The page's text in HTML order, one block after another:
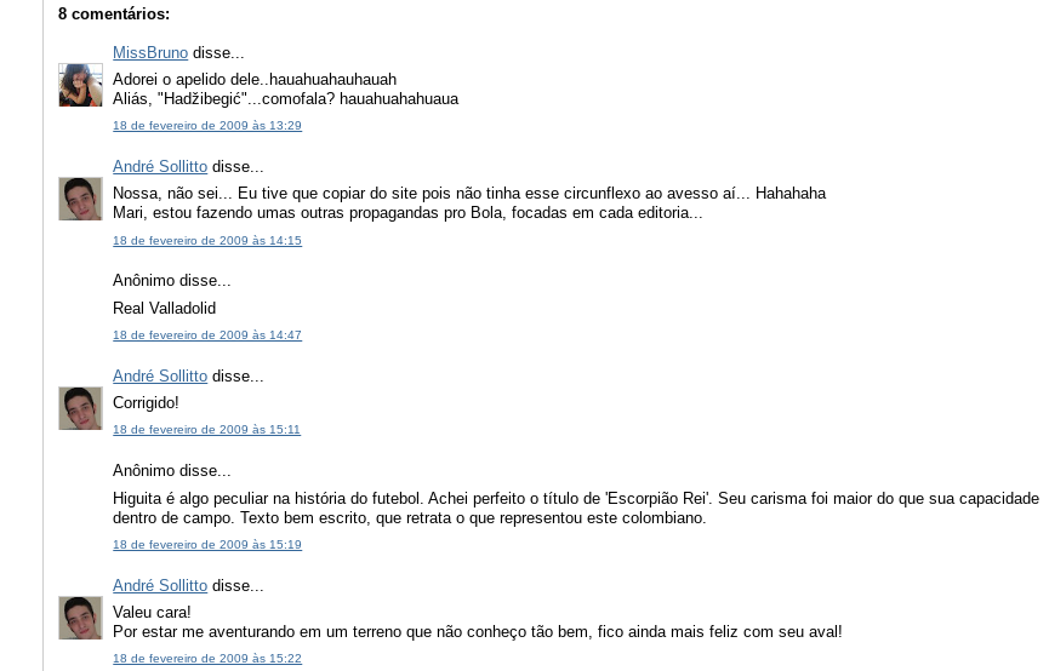
8 comentários:
MissBruno disse...
Adorei o apelido dele..hauahuahauhauah
Aliás, "Hadžibegić"...comofala? hauahuahahuaua
18 de fevereiro de 2009 às 13:29
André Sollitto disse...
Nossa, não sei... Eu tive que copiar do site pois não tinha esse circunflexo ao avesso aí... Hahahaha
Mari, estou fazendo umas outras propagandas pro Bola, focadas em cada editoria...
18 de fevereiro de 2009 às 14:15
Anônimo disse...
Real Valladolid
18 de fevereiro de 2009 às 14:47
André Sollitto disse...
Corrigido!
18 de fevereiro de 2009 às 15:11
Anônimo disse...
Higuita é algo peculiar na história do futebol. Achei perfeito o título de 'Escorpião Rei'. Seu carisma foi maior do que sua capacidade
dentro de campo. Texto bem escrito, que retrata o que representou este colombiano.
18 de fevereiro de 2009 às 15:19
André Sollitto disse...
Valeu cara!
Por estar me aventurando em um terreno que não conheço tão bem, fico ainda mais feliz com seu aval!
18 de fevereiro de 2009 às 15:22